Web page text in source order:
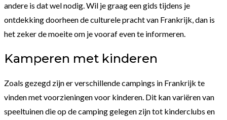
andere is dat wel nodig. Wil je graag een gids tijdens je
ontdekking doorheen de culturele pracht van Frankrijk, dan is
het zeker de moeite om je vooraf even te informeren.
Kamperen met kinderen
Zoals gezegd zijn er verschillende campings in Frankrijk te
vinden met voorzieningen voor kinderen. Dit kan variëren van
speeltuinen die op de camping gelegen zijn tot kinderclubs en